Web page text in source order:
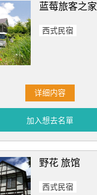
蓝莓旅客之家
西式民宿
详细内容
野花 旅馆
西式民宿